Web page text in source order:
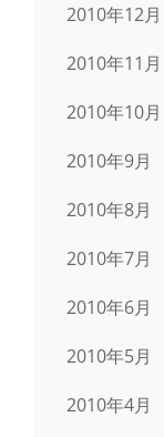
2010年12月
2010年11月
2010年10月
2010年9月
2010年8月
2010年7月
2010年6月
2010年5月
2010年4月